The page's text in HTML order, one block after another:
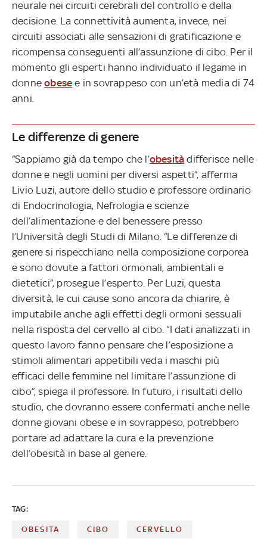
neurale nei circuiti cerebrali del controllo e della
decisione. La connettività aumenta, invece, nei
circuiti associati alle sensazioni di gratificazione e
ricompensa conseguenti all’assunzione di cibo. Per il
momento gli esperti hanno individuato il legame in
donneobese e in sovrappeso con un’età media di 74
anni.
Le differenze di genere
“Sappiamo già da tempo che l’obesità differisce nelle
donne e negli uomini per diversi aspetti”, afferma
Livio Luzi, autore dello studio e professore ordinario
di Endocrinologia, Nefrologia e scienze
dell’alimentazione e del benessere presso
l’Università degli Studi di Milano. “Le differenze di
genere si rispecchiano nella composizione corporea
e sono dovute a fattori ormonali, ambientali e
dietetici”, prosegue l’esperto. Per Luzi, questa
diversità, le cui cause sono ancora da chiarire, è
imputabile anche agli effetti degli ormoni sessuali
nella risposta del cervello al cibo. “I dati analizzati in
questo lavoro fanno pensare che l’esposizione a
stimoli alimentari appetibili veda i maschi più
efficaci delle femmine nel limitare l’assunzione di
cibo”, spiega il professore. In futuro, i risultati dello
studio, che dovranno essere confermati anche nelle
donne giovani obese e in sovrappeso, potrebbero
portare ad adattare la cura e la prevenzione
dell’obesità in base al genere.
TAG:
OBESITA CIBO CERVELLO